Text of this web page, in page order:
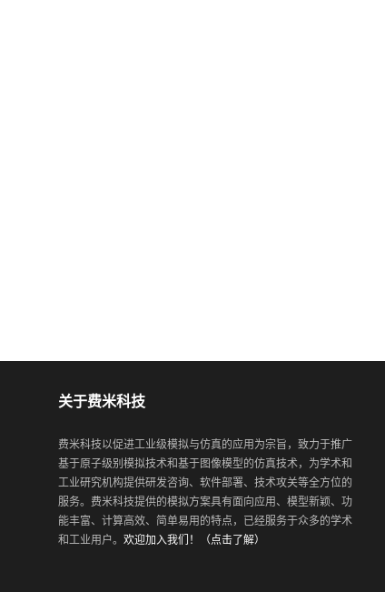
关于费米科技
费米科技以促进工业级模拟与仿真的应用为宗旨，致力于推广
基于原子级别模拟技术和基于图像模型的仿真技术，为学术和
工业研究机构提供研发咨询、软件部署、技术攻关等全方位的
服务。费米科技提供的模拟方案具有面向应用、模型新颖、功
能丰富、计算高效、简单易用的特点，已经服务于众多的学术
和工业用户。欢迎加入我们！（点击了解）